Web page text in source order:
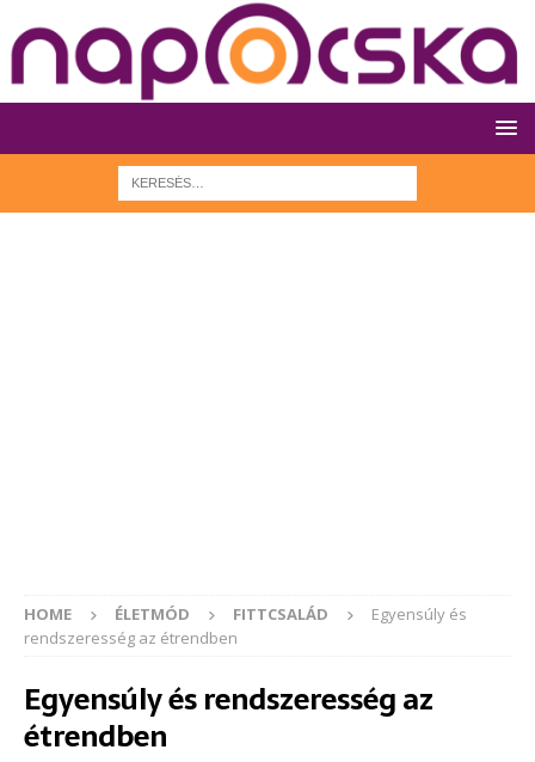
HOME ÉLETMÓD FITTCSALÁD
Egyensúly és
rendszeresség az étrendben
Egyensúly és rendszeresség az
étrendben